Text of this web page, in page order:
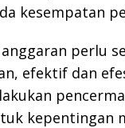
kesempatan
perlu
efektif dan
kepentingan